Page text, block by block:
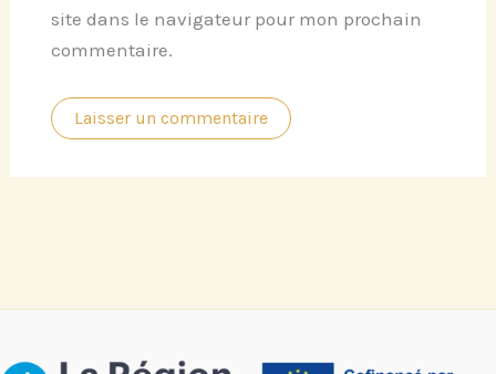
site dans le navigateur pour mon prochain
commentaire.